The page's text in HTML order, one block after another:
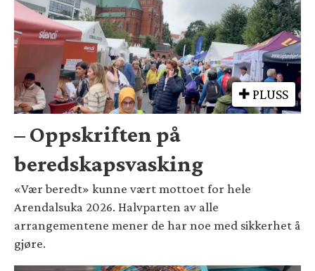
PLUSS
– Oppskriften på
beredskapsvasking
«Vær beredt» kunne vært mottoet for hele
Arendalsuka 2026. Halvparten av alle
arrangementene mener de har noe med sikkerhet å
gjøre.